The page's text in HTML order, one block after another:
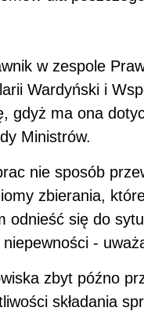
w zespole
Wardyński i
gdyż ma ona
Ministrów.
nie sposób
zbierania,
odnieść się do
-
zbyt późno
składania